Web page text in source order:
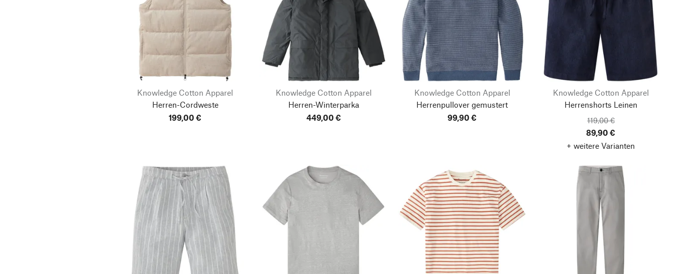
Knowledge Cotton Apparel
Herren-Cordweste
199,00 €
Knowledge Cotton Apparel
Herren-Winterparka
449,00 €
Knowledge Cotton Apparel
Herrenpullover gemustert
99,90 €
Knowledge Cotton Apparel
Herrenshorts Leinen
119,00 €
89,90 €
+ weitere Varianten